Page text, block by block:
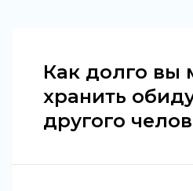
Как долго вы
хранить
другого